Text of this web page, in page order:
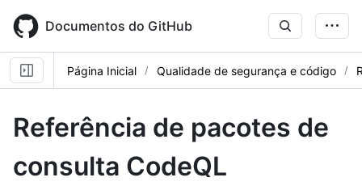
main
content
Documentos do GitHub
Página Inicial Qualidade de segurança e código
Referência de pacotes de
consulta CodeQL